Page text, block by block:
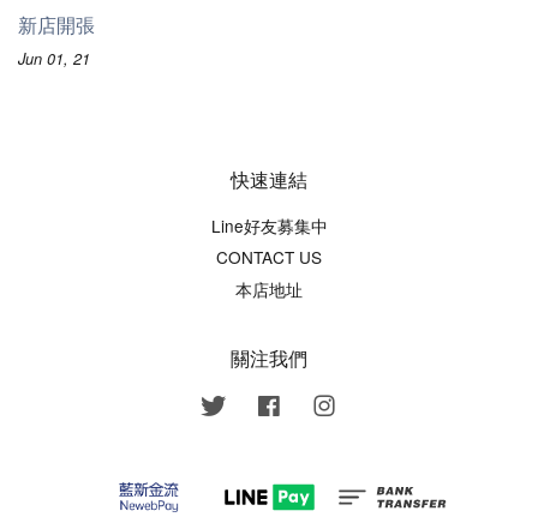
新店開張
Jun 01, 21
快速連結
Line好友募集中
CONTACT US
本店地址
關注我們
Twitter Facebook